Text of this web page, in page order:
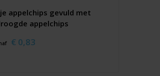
appelchips gevuld met
appelchips
€ 0,83